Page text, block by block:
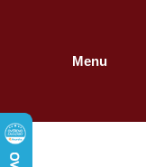
Menu